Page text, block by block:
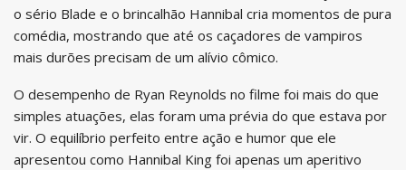
o sério Blade e o brincalhão Hannibal cria momentos de pura
comédia, mostrando que até os caçadores de vampiros
mais durões precisam de um alívio cômico.
O desempenho de Ryan Reynolds no filme foi mais do que
simples atuações, elas foram uma prévia do que estava por
vir. O equilíbrio perfeito entre ação e humor que ele
apresentou como Hannibal King foi apenas um aperitivo